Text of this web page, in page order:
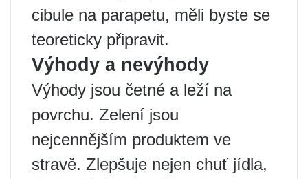
cibule na parapetu, měli byste se
teoreticky připravit.
Výhody a nevýhody
Výhody jsou četné a leží na
povrchu. Zelení jsou
nejcennějším produktem ve
stravě. Zlepšuje nejen chuť jídla,